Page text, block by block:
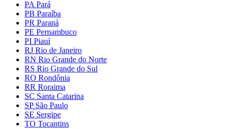
PA Pará
PB Paraíba
PR Paraná
PE Pernambuco
PI Piauí
RJ Rio de Janeiro
RN Rio Grande do Norte
RS Rio Grande do Sul
RO Rondônia
RR Roraima
SC Santa Catarina
SP São Paulo
SE Sergipe
TO Tocantins